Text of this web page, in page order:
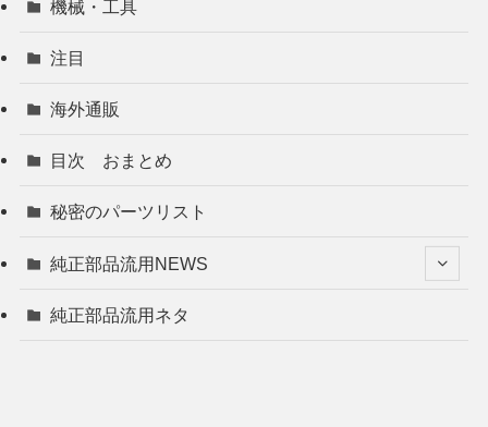
機械・工具
注目
海外通販
目次 おまとめ
秘密のパーツリスト
純正部品流用NEWS
純正部品流用ネタ